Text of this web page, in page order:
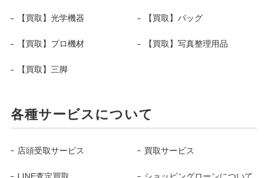
【買取】光学機器 【買取】バッグ
【買取】プロ機材 【買取】写真整理用品
【買取】三脚
各種サービスについて
店頭受取サービス 買取サービス
LINE査定買取 ショッピングローンについて